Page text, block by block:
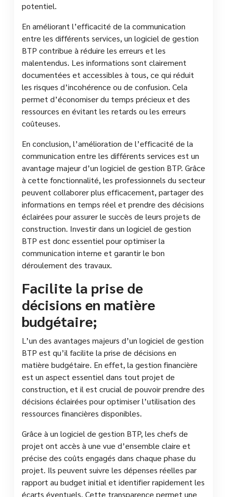
potentiel.
En améliorant l’efficacité de la communication
entre les différents services, un logiciel de gestion
BTP contribue à réduire les erreurs et les
malentendus. Les informations sont clairement
documentées et accessibles à tous, ce qui réduit
les risques d’incohérence ou de confusion. Cela
permet d’économiser du temps précieux et des
ressources en évitant les retards ou les erreurs
coûteuses.
En conclusion, l’amélioration de l’efficacité de la
communication entre les différents services est un
avantage majeur d’un logiciel de gestion BTP. Grâce
à cette fonctionnalité, les professionnels du secteur
peuvent collaborer plus efficacement, partager des
informations en temps réel et prendre des décisions
éclairées pour assurer le succès de leurs projets de
construction. Investir dans un logiciel de gestion
BTP est donc essentiel pour optimiser la
communication interne et garantir le bon
déroulement des travaux.
Facilite la prise de
décisions en matière
budgétaire;
L’un des avantages majeurs d’un logiciel de gestion
BTP est qu’il facilite la prise de décisions en
matière budgétaire. En effet, la gestion financière
est un aspect essentiel dans tout projet de
construction, et il est crucial de pouvoir prendre des
décisions éclairées pour optimiser l’utilisation des
ressources financières disponibles.
Grâce à un logiciel de gestion BTP, les chefs de
projet ont accès à une vue d’ensemble claire et
précise des coûts engagés dans chaque phase du
projet. Ils peuvent suivre les dépenses réelles par
rapport au budget initial et identifier rapidement les
écarts éventuels. Cette transparence permet une